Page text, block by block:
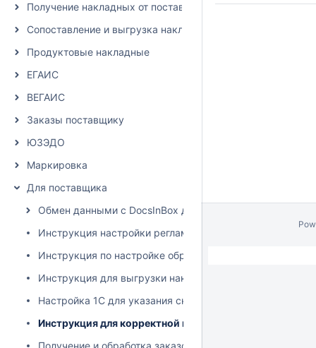
Получение накладных от поставщика в DocsInBox
Сопоставление и выгрузка накладных в учетную систему
Продуктовые накладные
ЕГАИС
ВЕГАИС
Заказы поставщику
ЮЗЭДО
Маркировка
Для поставщика
Обмен данными с DocsInBox для поставщика
Инструкция настройки регламентного задания для
Инструкция по настройке обработчика через
Инструкция для выгрузки накладных из 1С на сайт
Настройка 1С для указания склада получателя при
Инструкция для корректной выгрузки накладных в
Получение и обработка заказов